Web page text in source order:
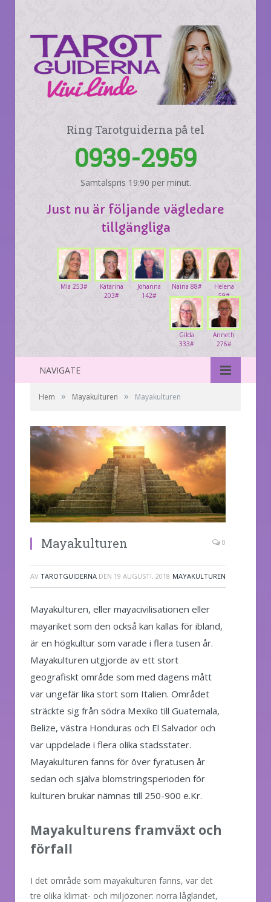
Ring Tarotguiderna på tel
0939-2959
Samtalspris 19:90 per minut.
Just nu är följande vägledare
tillgängliga
Helena
59#
Naina 88#
Johanna
142#
Katarina
203#
Mia 253#
Anneth
276#
Gilda
333#
NAVIGATE
Hem » Mayakulturen » Mayakulturen
Mayakulturen 0
AV TAROTGUIDERNA DEN 19 AUGUSTI, 2018 MAYAKULTUREN
Mayakulturen, eller mayacivilisationen eller
mayariket som den också kan kallas för ibland,
är en högkultur som varade i flera tusen år.
Mayakulturen utgjorde av ett stort
geografiskt område som med dagens mått
var ungefär lika stort som Italien. Området
sträckte sig från södra Mexiko till Guatemala,
Belize, västra Honduras och El Salvador och
var uppdelade i flera olika stadsstater.
Mayakulturen fanns för över fyratusen år
sedan och själva blomstringsperioden för
kulturen brukar nämnas till 250-900 e.Kr.
Mayakulturens framväxt och
förfall
I det område som mayakulturen fanns, var det
tre olika klimat- och miljözoner: norra låglandet,